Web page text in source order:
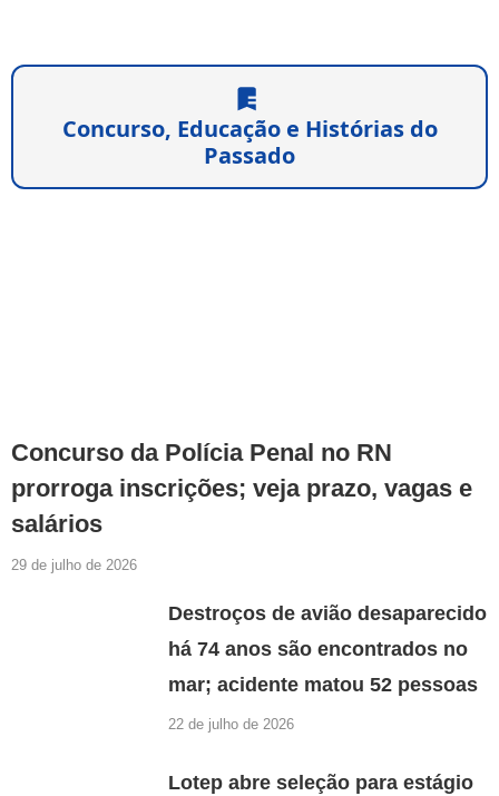
Concurso, Educação e Histórias do
Passado
Concurso da Polícia Penal no RN
prorroga inscrições; veja prazo, vagas e
salários
29 de julho de 2026
Destroços de avião desaparecido
há 74 anos são encontrados no
mar; acidente matou 52 pessoas
22 de julho de 2026
Lotep abre seleção para estágio